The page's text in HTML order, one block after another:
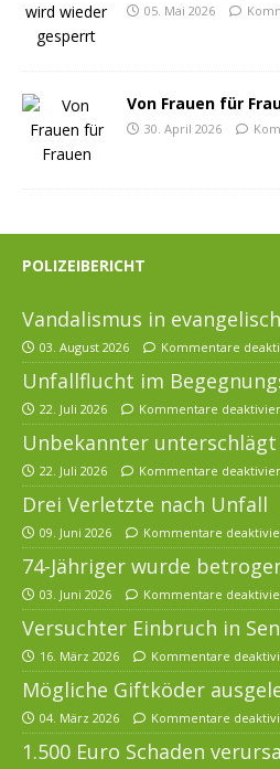
05. Mai 2026
Von Frauen für
30. April 2026
POLIZEIBERICHT
Vandalismus in
03. August 2026 Kommentare
Unfallflucht im
22. Juli 2026 Kommentare
Unbekannter unterschlägt
22. Juli 2026 Kommentare
Drei Verletzte nach Unfall
09. Juni 2026 Kommentare
74-Jähriger wurde
03. Juni 2026 Kommentare
Versuchter Einbruch in
16. März 2026 Kommentare
Mögliche Giftköder
04. März 2026 Kommentare
1.500 Euro Schaden